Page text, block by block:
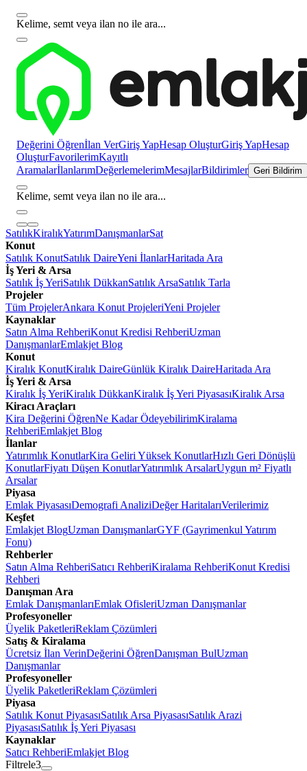
Kelime, semt veya ilan no ile ara...
Değerini Öğrenİlan VerGiriş YapHesap OluşturGiriş YapHesap
OluşturFavorilerimKayıtlı
AramalarİlanlarımDeğerlemelerimMesajlarBildirimler Geri Bildirim
Kelime, semt veya ilan no ile ara...
SatılıkKiralıkYatırımDanışmanlarSat
Konut
Satılık KonutSatılık DaireYeni İlanlarHaritada Ara
İş Yeri & Arsa
Satılık İş YeriSatılık DükkanSatılık ArsaSatılık Tarla
Projeler
Tüm ProjelerAnkara Konut ProjeleriYeni Projeler
Kaynaklar
Satın Alma RehberiKonut Kredisi RehberiUzman
DanışmanlarEmlakjet Blog
Konut
Kiralık KonutKiralık DaireGünlük Kiralık DaireHaritada Ara
İş Yeri & Arsa
Kiralık İş YeriKiralık DükkanKiralık İş Yeri PiyasasıKiralık Arsa
Kiracı Araçları
Kira Değerini ÖğrenNe Kadar ÖdeyebilirimKiralama
RehberiEmlakjet Blog
İlanlar
Yatırımlık KonutlarKira Geliri Yüksek KonutlarHızlı Geri Dönüşlü
KonutlarFiyatı Düşen KonutlarYatırımlık ArsalarUygun m² Fiyatlı
Arsalar
Piyasa
Emlak PiyasasıDemografi AnaliziDeğer HaritalarıVerilerimiz
Keşfet
Emlakjet BlogUzman DanışmanlarGYF (Gayrimenkul Yatırım
Fonu)
Rehberler
Satın Alma RehberiSatıcı RehberiKiralama RehberiKonut Kredisi
Rehberi
Danışman Ara
Emlak DanışmanlarıEmlak OfisleriUzman Danışmanlar
Profesyoneller
Üyelik PaketleriReklam Çözümleri
Satış & Kiralama
Ücretsiz İlan VerinDeğerini ÖğrenDanışman BulUzman
Danışmanlar
Profesyoneller
Üyelik PaketleriReklam Çözümleri
Piyasa
Satılık Konut PiyasasıSatılık Arsa PiyasasıSatılık Arazi
PiyasasıSatılık İş Yeri Piyasası
Kaynaklar
Satıcı RehberiEmlakjet Blog
Filtrele3